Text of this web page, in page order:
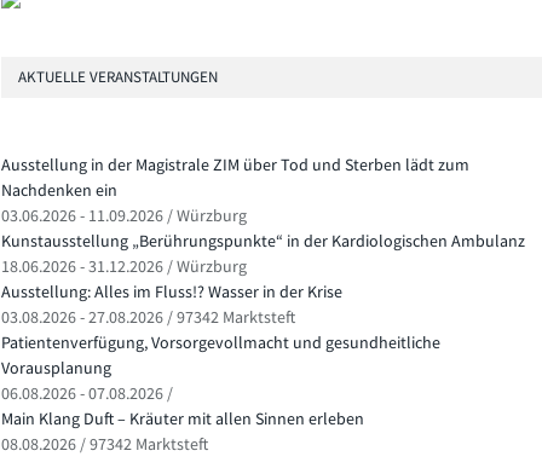
AKTUELLE VERANSTALTUNGEN
Ausstellung in der Magistrale ZIM über Tod und Sterben lädt zum
Nachdenken ein
03.06.2026 - 11.09.2026 / Würzburg
Kunstausstellung „Berührungspunkte“ in der Kardiologischen Ambulanz
18.06.2026 - 31.12.2026 / Würzburg
Ausstellung: Alles im Fluss!? Wasser in der Krise
03.08.2026 - 27.08.2026 / 97342 Marktsteft
Patientenverfügung, Vorsorgevollmacht und gesundheitliche
Vorausplanung
06.08.2026 - 07.08.2026 /
Main Klang Duft – Kräuter mit allen Sinnen erleben
08.08.2026 / 97342 Marktsteft